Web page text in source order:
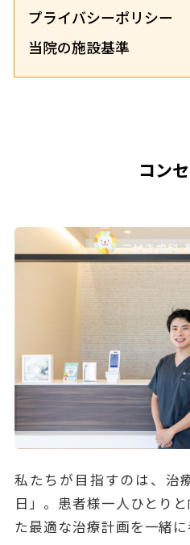
プライバシーポリシー
当院の施設基準
コン
私たちが目指すのは、治
日」。患者様一人ひとり
た最適な治療計画を一緒に